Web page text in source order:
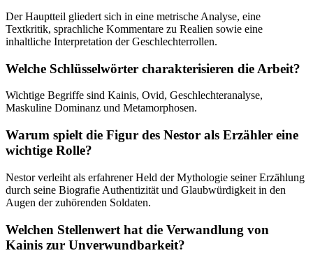
Der Hauptteil gliedert sich in eine metrische Analyse, eine
Textkritik, sprachliche Kommentare zu Realien sowie eine
inhaltliche Interpretation der Geschlechterrollen.
Welche Schlüsselwörter charakterisieren die Arbeit?
Wichtige Begriffe sind Kainis, Ovid, Geschlechteranalyse,
Maskuline Dominanz und Metamorphosen.
Warum spielt die Figur des Nestor als Erzähler eine
wichtige Rolle?
Nestor verleiht als erfahrener Held der Mythologie seiner Erzählung
durch seine Biografie Authentizität und Glaubwürdigkeit in den
Augen der zuhörenden Soldaten.
Welchen Stellenwert hat die Verwandlung von
Kainis zur Unverwundbarkeit?